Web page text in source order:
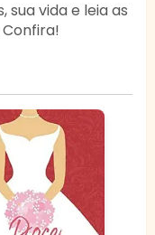
sua vida e leia as